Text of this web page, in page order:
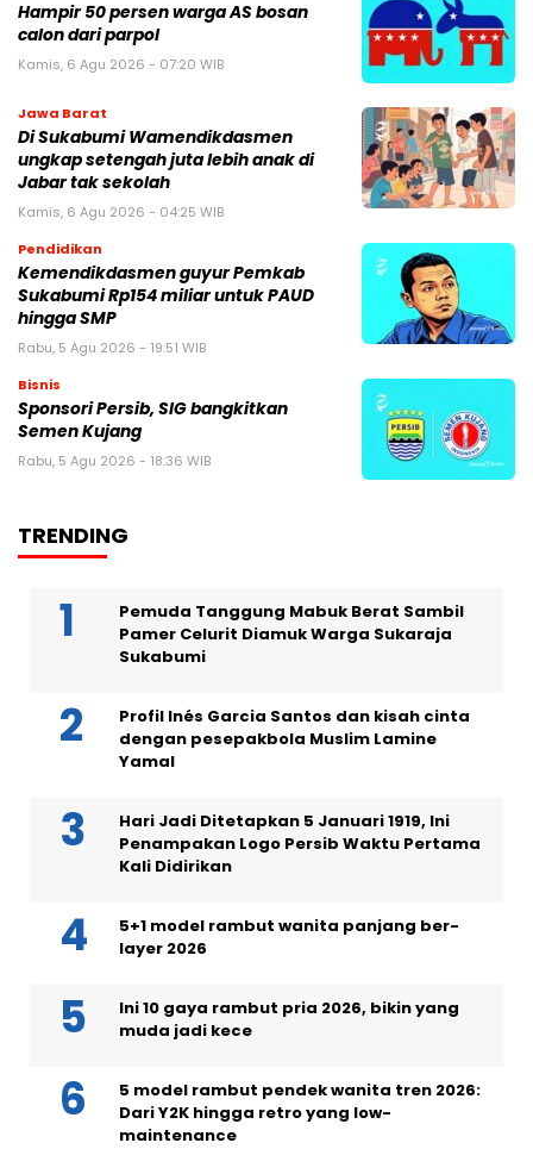
Hampir 50 persen warga AS bosan
calon dari parpol
Kamis, 6 Agu 2026 - 07:20 WIB
Jawa Barat
Di Sukabumi Wamendikdasmen
ungkap setengah juta lebih anak di
Jabar tak sekolah
Kamis, 6 Agu 2026 - 04:25 WIB
Pendidikan
Kemendikdasmen guyur Pemkab
Sukabumi Rp154 miliar untuk PAUD
hingga SMP
Rabu, 5 Agu 2026 - 19:51 WIB
Bisnis
Sponsori Persib, SIG bangkitkan
Semen Kujang
Rabu, 5 Agu 2026 - 18:36 WIB
TRENDING
Pemuda Tanggung Mabuk Berat Sambil
Pamer Celurit Diamuk Warga Sukaraja
Sukabumi
Profil Inés Garcia Santos dan kisah cinta
dengan pesepakbola Muslim Lamine
Yamal
Hari Jadi Ditetapkan 5 Januari 1919, Ini
Penampakan Logo Persib Waktu Pertama
Kali Didirikan
5+1 model rambut wanita panjang ber-
layer 2026
Ini 10 gaya rambut pria 2026, bikin yang
muda jadi kece
5 model rambut pendek wanita tren 2026:
Dari Y2K hingga retro yang low-
maintenance